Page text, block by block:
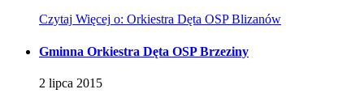
Czytaj Więcej o: Orkiestra Dęta OSP Blizanów
Gminna Orkiestra Dęta OSP Brzeziny
2 lipca 2015